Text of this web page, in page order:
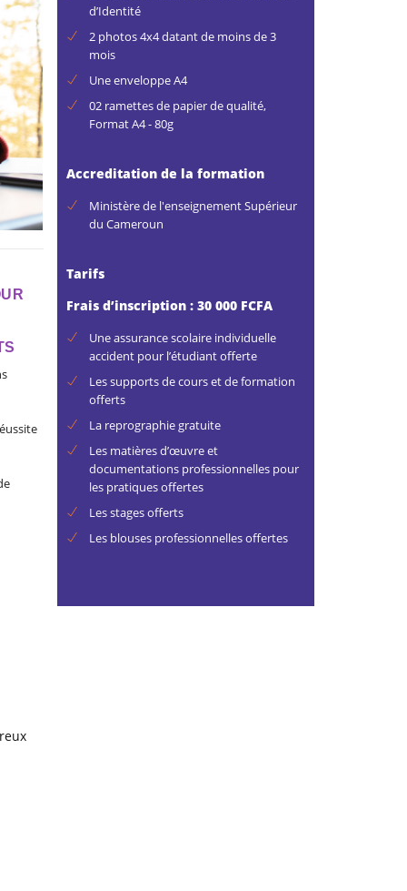
d’Identité
2 photos 4x4 datant de moins de 3
mois
Une enveloppe A4
02 ramettes de papier de qualité,
Format A4 - 80g
Accreditation de la formation
Ministère de l'enseignement Supérieur
du Cameroun
Tarifs
Frais d’inscription : 30 000 FCFA
Une assurance scolaire individuelle
accident pour l’étudiant offerte
Les supports de cours et de formation
offerts
La reprographie gratuite
Les matières d’œuvre et
documentations professionnelles pour
les pratiques offertes
Les stages offerts
Les blouses professionnelles offertes